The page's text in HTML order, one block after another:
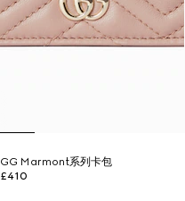
GG Marmont系列卡包
£410